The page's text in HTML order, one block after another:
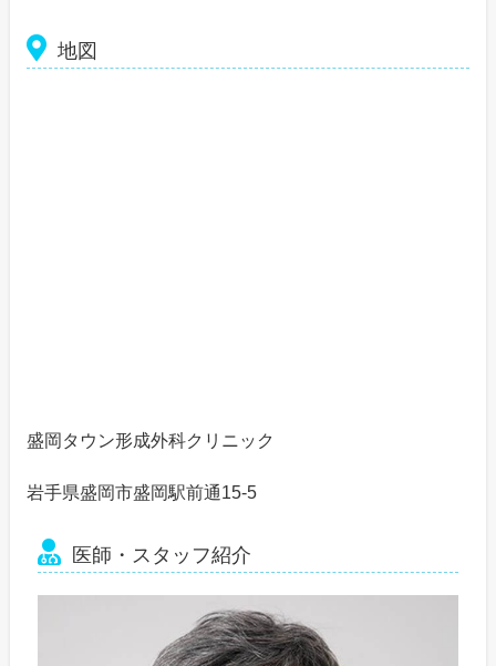
地図
盛岡タウン形成外科クリニック
岩手県盛岡市盛岡駅前通15-5
医師・スタッフ紹介